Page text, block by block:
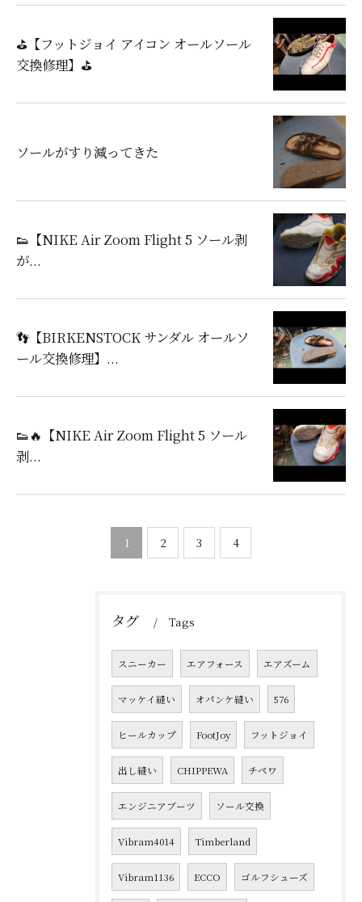
⛳【フットジョイ アイコン オールソール
交換修理】⛳
ソールがすり減ってきた
👟【NIKE Air Zoom Flight 5 ソール剥
が...
👣【BIRKENSTOCK サンダル オールソ
ール交換修理】...
👟🔥【NIKE Air Zoom Flight 5 ソール
剥...
1 2 3 4
タグ Tags
スニーカー エアフォース エアズーム
マッケイ縫い オパンケ縫い 576
ヒールカップ FootJoy フットジョイ
出し縫い CHIPPEWA チペワ
エンジニアブーツ ソール交換
Vibram4014 Timberland
Vibram1136 ECCO ゴルフシューズ